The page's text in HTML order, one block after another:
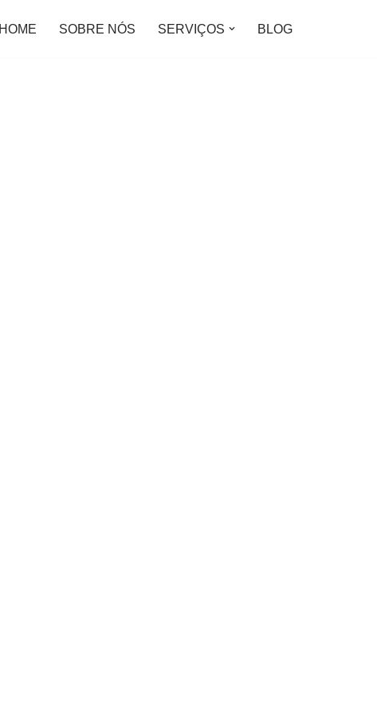
HOME SOBRE NÓS SERVIÇOS BLOG